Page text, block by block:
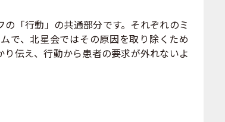
「行動」の共通部分です。それぞれのミ
で、北星会ではその原因を取り除くため
伝え、行動から患者の要求が外れないよ